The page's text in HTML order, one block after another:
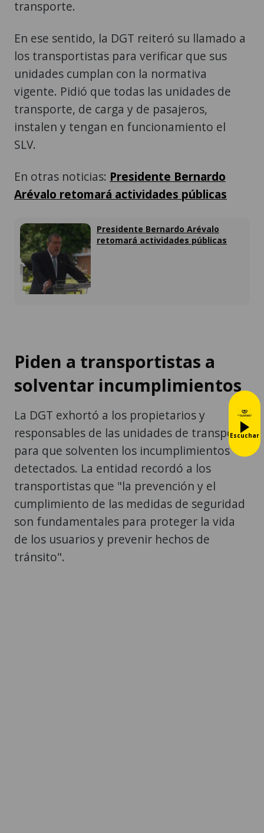
transporte.
En ese sentido, la DGT reiteró su llamado a
los transportistas para verificar que sus
unidades cumplan con la normativa
vigente. Pidió que todas las unidades de
transporte, de carga y de pasajeros,
instalen y tengan en funcionamiento el
SLV.
En otras noticias: Presidente Bernardo
Arévalo retomará actividades públicas
Presidente Bernardo Arévalo
retomará actividades públicas
Piden a transportistas a
solventar incumplimientos
La DGT exhortó a los propietarios y
responsables de las unidades de transporte
para que solventen los incumplimientos
detectados. La entidad recordó a los
transportistas que "la prevención y el
cumplimiento de las medidas de seguridad
son fundamentales para proteger la vida
de los usuarios y prevenir hechos de
tránsito".
Escuchar